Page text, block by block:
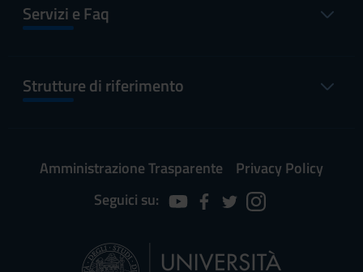
Servizi e Faq
Strutture di riferimento
Amministrazione Trasparente
Privacy Policy
Seguici su: